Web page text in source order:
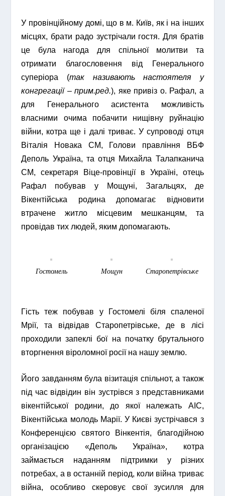
У провінційному домі, що в м. Київ, як і на інших
місцях, брати радо зустрічали гостя. Для братів
це була нагода для спільної молитви та
отримати благословення від Генерального
суперіора (так називають настоятеля у
конгрегації – прим.ред.), яке привіз о. Рафал, а
для Генерального асистента можливість
власними очима побачити нищівну руйнацію
війни, котра ще і далі триває. У супроводі отця
Віталія Новака СМ, Голови правління ВБФ
Деполь Україна, та отця Михайла Талапканича
СМ, секретаря Віце-провінції в Україні, отець
Рафал побував у Мощуні, Загальцях, де
Вікентійська родина допомагає відновити
втрачене житло місцевим мешканцям, та
провідав тих людей, яким допомагають.
Гостомель Мощун Старопетрівське
Гість теж побував у Гостомелі біля спаленої
Мрії, та відвідав Старопетрівське, де в лісі
проходили запеклі бої на початку брутального
вторгнення віроломної росії на нашу землю.
Його завданням була візитація спільнот, а також
під час відвідин він зустрівся з представниками
вікентійської родини, до якої належать АІС,
Вікентійська молодь Марії. У Києві зустрічався з
Конференцією святого Вінкентія, благодійною
організацією «Деполь Україна», котра
займається наданням підтримки у різних
потребах, а в останній період, коли війна триває
війна, особливо скеровує свої зусилля для